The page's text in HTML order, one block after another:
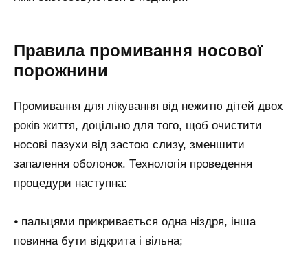
Правила промивання носової
порожнини
Промивання для лікування від нежитю дітей двох
років життя, доцільно для того, щоб очистити
носові пазухи від застою слизу, зменшити
запалення оболонок. Технологія проведення
процедури наступна:
⦁ пальцями прикривається одна ніздря, інша
повинна бути відкрита і вільна;